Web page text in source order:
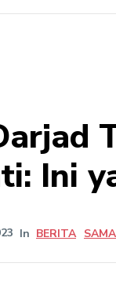
Ini
In BERITA